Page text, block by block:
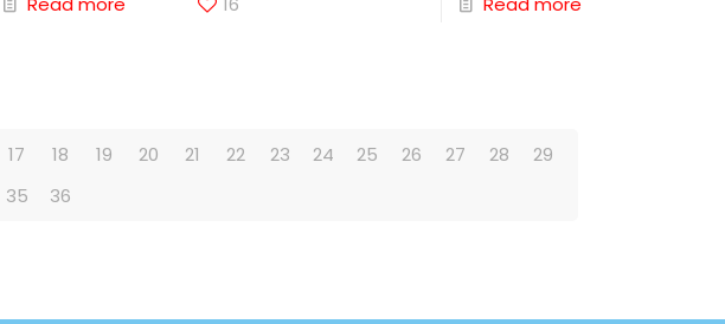
17 18 19 20 21 22 23 24 25 26 27 28
29
35 36